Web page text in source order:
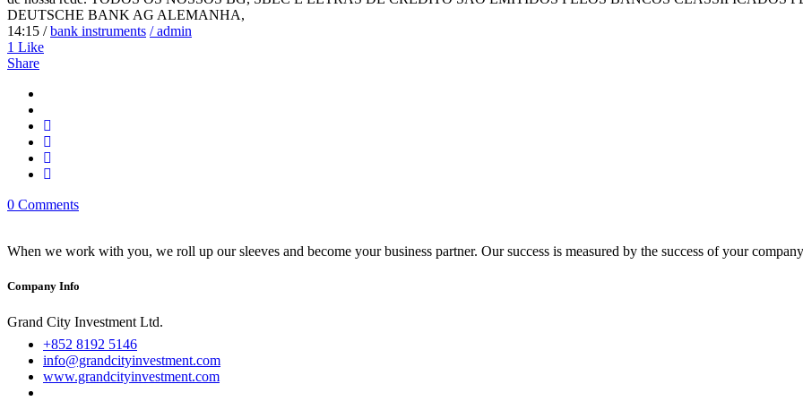
DEUTSCHE BANK AG ALEMANHA,
14:15 /bank instruments / admin
1 Like
Share
0 Comments
When we work with you, we roll up our sleeves and become your business partner. Our success is measured by the success of your
Company Info
Grand City Investment Ltd.
+852 8192 5146
info@grandcityinvestment.com
www.grandcityinvestment.com